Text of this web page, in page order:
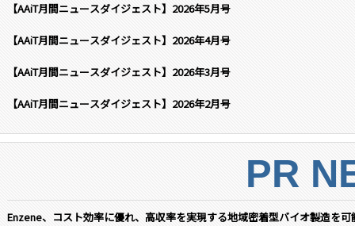
【AAiT月間ニュースダイジェスト】2026年5月号
【AAiT月間ニュースダイジェスト】2026年4月号
【AAiT月間ニュースダイジェスト】2026年3月号
【AAiT月間ニュースダイジェスト】2026年2月号
PR
Enzene、コスト効率に優れ、高収率を実現する地域密着型バイオ製造を